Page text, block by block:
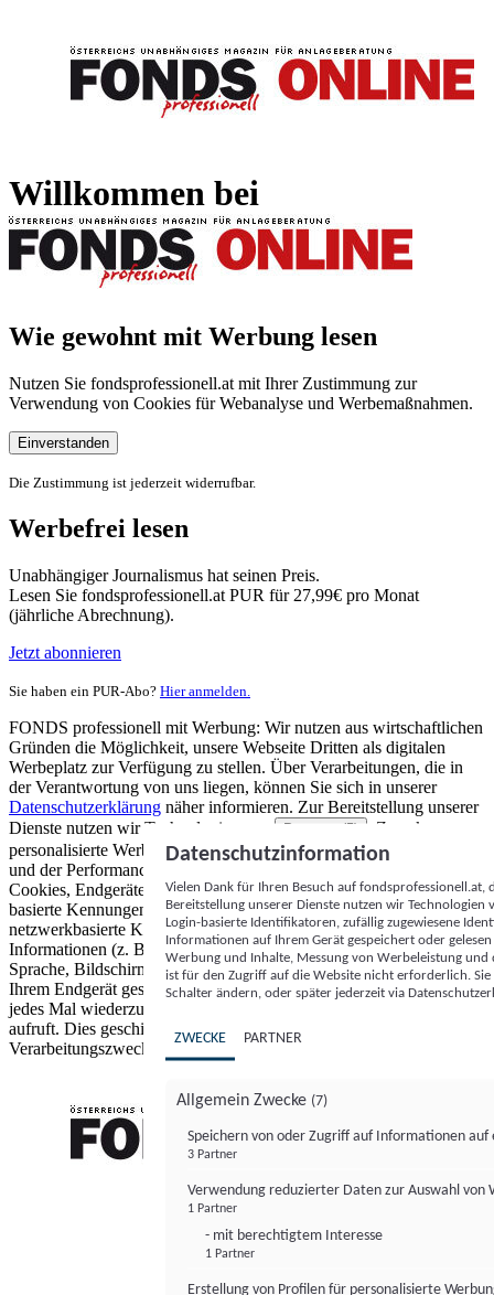
Willkommen bei
Wie gewohnt mit Werbung lesen
Nutzen Sie fondsprofessionell.at mit Ihrer Zustimmung zur
Verwendung von Cookies für Webanalyse und Werbemaßnahmen.
Einverstanden
Die Zustimmung ist jederzeit widerrufbar.
Werbefrei lesen
Unabhängiger Journalismus hat seinen Preis.
Lesen Sie fondsprofessionell.at PUR für 27,99€ pro Monat
(jährliche Abrechnung).
Jetzt abonnieren
Sie haben ein PUR-Abo? Hier anmelden.
FONDS professionell mit Werbung: Wir nutzen aus wirtschaftlichen
Gründen die Möglichkeit, unsere Webseite Dritten als digitalen
Werbeplatz zur Verfügung zu stellen. Über Verarbeitungen, die in
der Verantwortung von uns liegen, können Sie sich in unserer
Datenschutzerklärung näher informieren. Zur Bereitstellung unserer
Dienste nutzen wir Technologien von
Partnern (5)
. Zwecke:
personalisierte Werbung und Inhalte, Messung von Werbeleistung
und der Performance von Inhalten sowie Zielgruppenforschung.
Cookies, Endgeräte- oder ähnliche Online-Kennungen (z. B. login-
basierte Kennungen, zufällig generierte Kennungen,
netzwerkbasierte Kennungen) können zusammen mit anderen
Informationen (z. B. Browsertyp und Browserinformationen,
Sprache, Bildschirmgröße, unterstützte Technologien usw.) auf
Ihrem Endgerät gespeichert oder von dort ausgelesen werden, um es
jedes Mal wiederzuerkennen, wenn es eine App oder einer Webseite
aufruft. Dies geschieht für einen oder mehrere der hier aufgeführten
Verarbeitungszwecke.
Datenschutzinformation
Vielen Dank für Ihren Besuch auf
Bereitstellung unserer Dienste nutzen wir Technologien
Login-basierte Identifikatoren, zufällig zugewiesene
Informationen auf Ihrem Gerät gespeichert oder
Werbung und Inhalte, Messung von Werbeleistung
ist für den Zugriff auf die Website nicht erforderlich.
Schalter ändern, oder später jederzeit via
ZWECKE PARTNER
Allgemein Zwecke (7)
Speichern von oder Zugriff auf Informationen auf
3 Partner
Verwendung reduzierter Daten zur Auswahl von
1 Partner
- mit berechtigtem Interesse
1 Partner
Erstellung von Profilen für personalisierte
FONDS professionell